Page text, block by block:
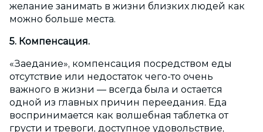
желание занимать в жизни близких людей как
можно больше места.
5. Компенсация.
«Заедание», компенсация посредством еды
отсутствие или недостаток чего-то очень
важного в жизни — всегда была и остается
одной из главных причин переедания. Еда
воспринимается как волшебная таблетка от
грусти и тревоги, доступное удовольствие,